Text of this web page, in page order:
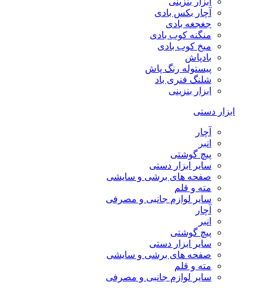
آچار بکس بادی
جغجغه بادی
منگنه کوب بادی
میخ کوب بادی
بادپاش
پیستوله رنگ پاش
شلنگ فنری باد
ابزار بنزینی
ابزار دستی
آچار
انبر
پیچ گوشتی
سایر ابزار دستی
صفحه های برشی و سایشی
مته و قلم
سایر لوازم جانبی و مصرفی
آچار
انبر
پیچ گوشتی
سایر ابزار دستی
صفحه های برشی و سایشی
مته و قلم
سایر لوازم جانبی و مصرفی